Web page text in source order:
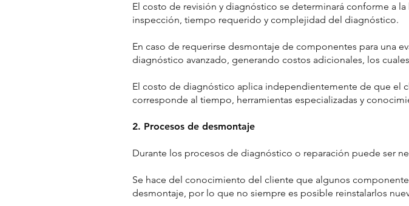
El costo de revisión y diagnóstico se determinará conforme a
inspección, tiempo requerido y complejidad del diagnóstico.
En caso de requerirse desmontaje de componentes para una
diagnóstico avanzado, generando costos adicionales, los
El costo de diagnóstico aplica independientemente de que el
corresponde al tiempo, herramientas especializadas y
2. Procesos de desmontaje
Durante los procesos de diagnóstico o reparación puede ser
Se hace del conocimiento del cliente que algunos
desmontaje, por lo que no siempre es posible reinstalarlos